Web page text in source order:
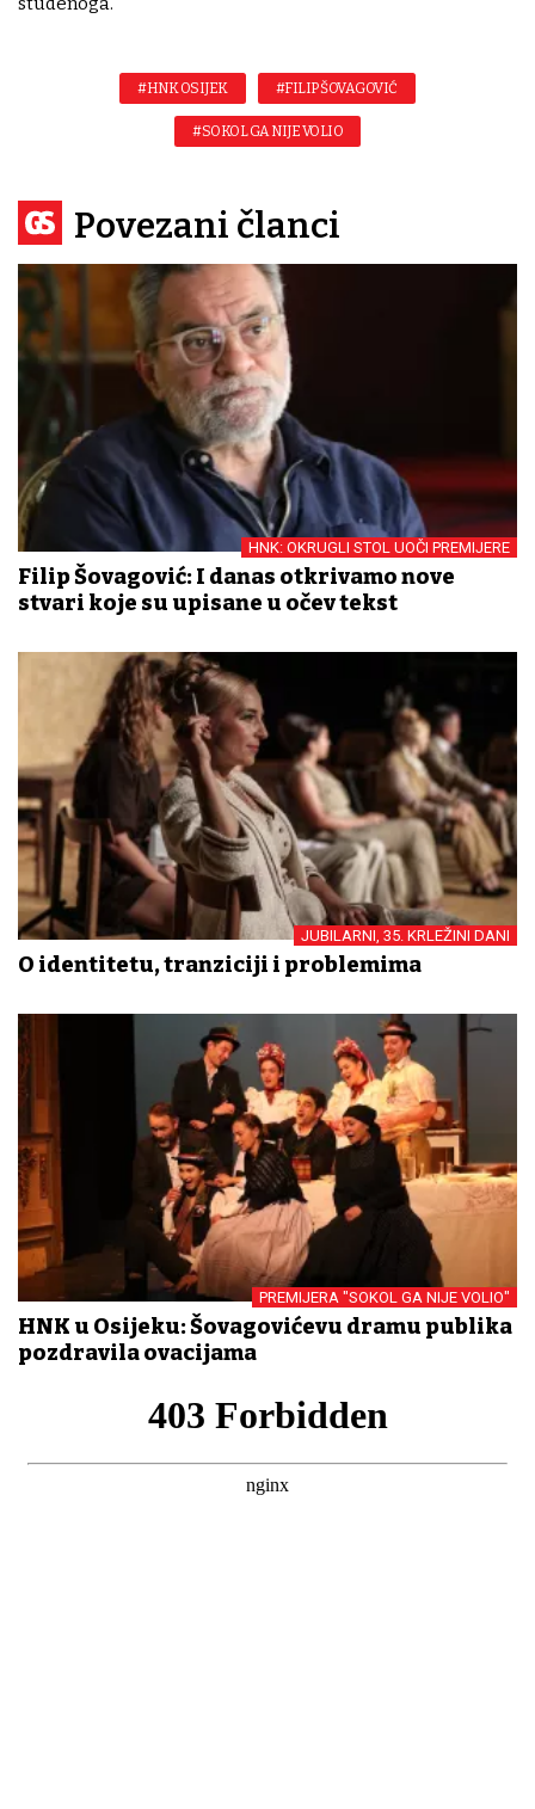
#HNK OSIJEK #FILIP ŠOVAGOVIĆ
#SOKOL GA NIJE VOLIO
Povezani članci
HNK: OKRUGLI STOL UOČI PREMIJERE
Filip Šovagović: I danas otkrivamo nove
stvari koje su upisane u očev tekst
JUBILARNI, 35. KRLEŽINI DANI
O identitetu, tranziciji i problemima
PREMIJERA "SOKOL GA NIJE VOLIO"
HNK u Osijeku: Šovagovićevu dramu publika
pozdravila ovacijama